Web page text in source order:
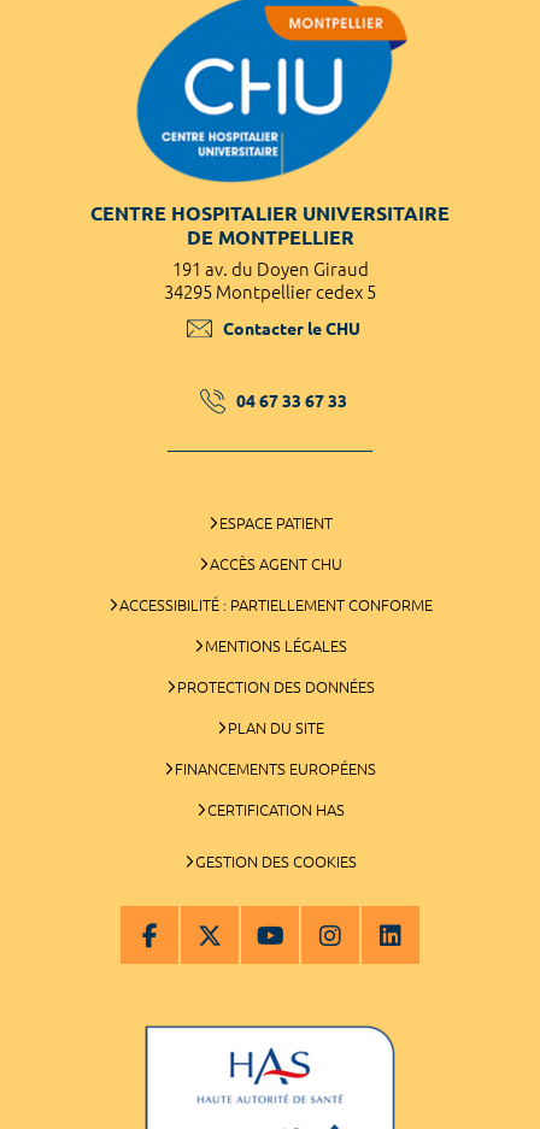
CENTRE HOSPITALIER UNIVERSITAIRE
DE MONTPELLIER
191 av. du Doyen Giraud
34295 Montpellier cedex 5
Contacter le CHU
04 67 33 67 33
ESPACE PATIENT
ACCÈS AGENT CHU
ACCESSIBILITÉ : PARTIELLEMENT CONFORME
MENTIONS LÉGALES
PROTECTION DES DONNÉES
PLAN DU SITE
FINANCEMENTS EUROPÉENS
CERTIFICATION HAS
GESTION DES COOKIES